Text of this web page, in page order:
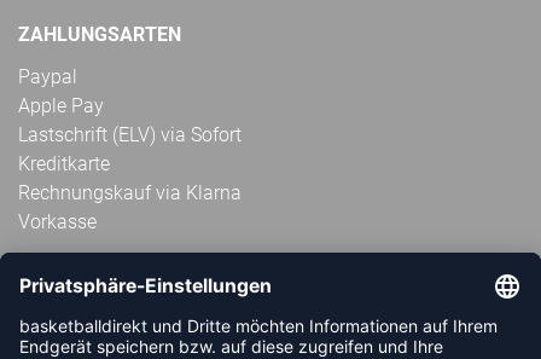
ZAHLUNGSARTEN
Paypal
Apple Pay
Lastschrift (ELV) via Sofort
Kreditkarte
Rechnungskauf via Klarna
Vorkasse
ABONNIERE JETZT DEN KOSTENLOSEN
HANDBALLDIREKT-NEWSLETTER UND VERPASSE KEINE